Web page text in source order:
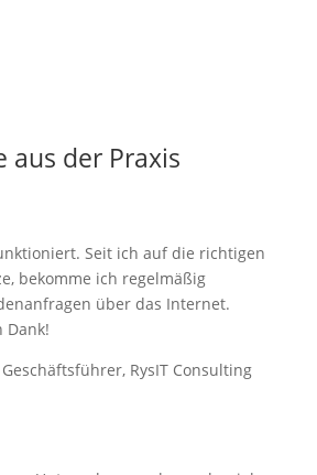
aus der Praxis
Seit ich auf die richtigen
bekomme ich regelmäßig
über das Internet.
Dank!
Geschäftsführer, RysIT Consulting